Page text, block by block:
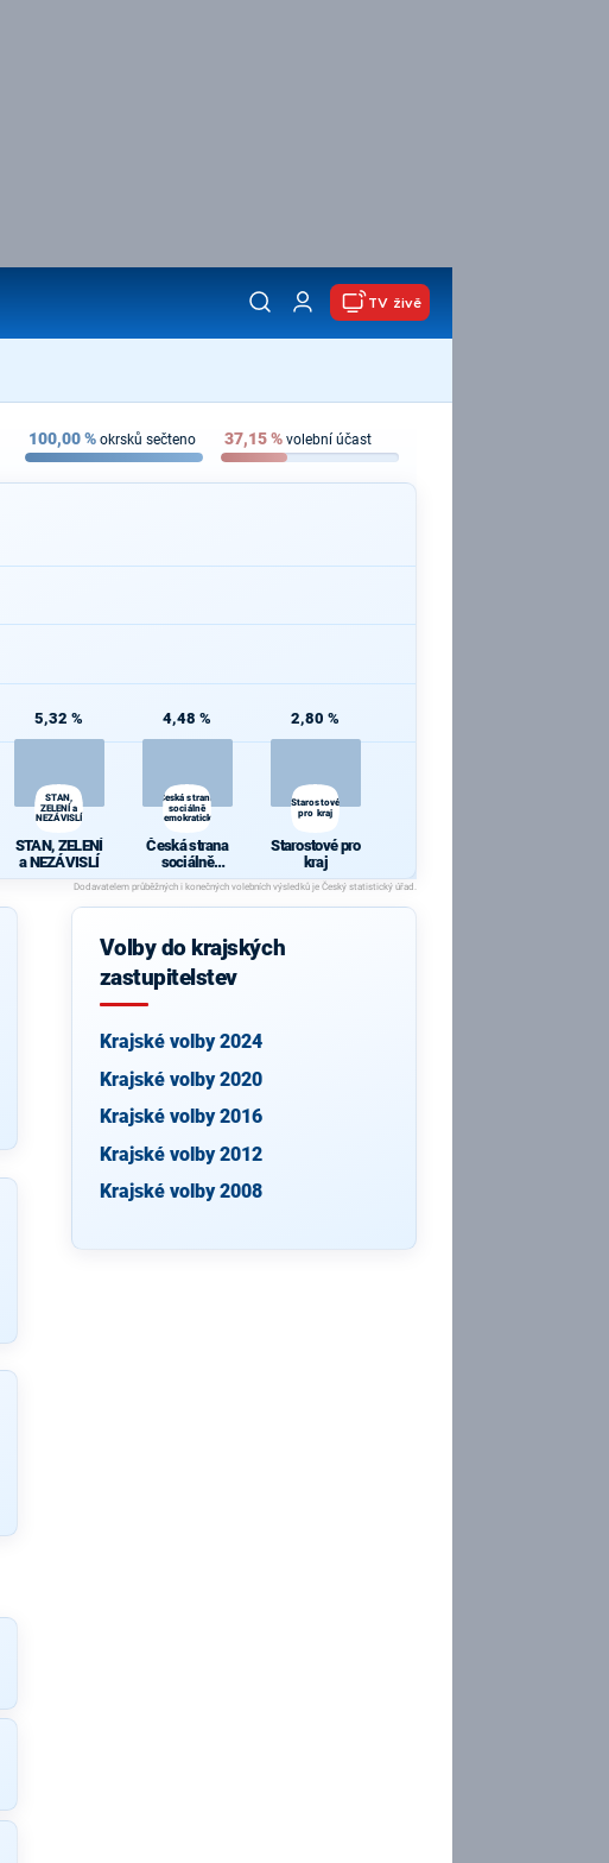
TV živě
100,00% okrsků sečteno 37,15% volební účast
5,32 %
STAN,
ZELENÍ a
NEZÁVISLÍ
STAN, ZELENÍ
a NEZÁVISLÍ
4,48 %
Česká strana
sociálně
demokratická
Česká strana
sociálně
demokratická
2,80 %
Starostové
pro kraj
Starostové pro
kraj
Volby do krajských
zastupitelstev
Krajské volby 2024
Krajské volby 2020
Krajské volby 2016
Krajské volby 2012
Krajské volby 2008